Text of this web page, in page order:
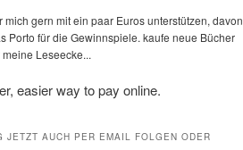
mich gern mit ein paar Euros unterstützen, davon
Porto für die Gewinnspiele. kaufe neue Bücher
Leseecke...
JETZT AUCH PER EMAIL FOLGEN ODER